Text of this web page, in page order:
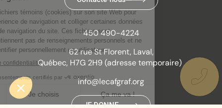
450 490-4224
62 rue St Florent, Laval,
Québec, H7G 2H9 (adresse temporaire)
info@lecafgraf.org
JE DONNE